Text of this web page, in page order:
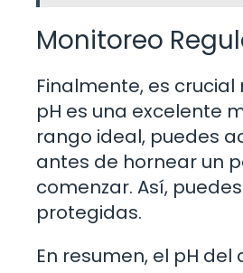
Monitoreo
Finalmente, es
pH es una excelente
rango ideal, puedes
antes de hornear un
comenzar. Así,
protegidas.
En resumen, el pH